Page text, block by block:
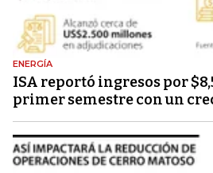
ENERGÍA
ISA reportó ingresos por
primer semestre con un